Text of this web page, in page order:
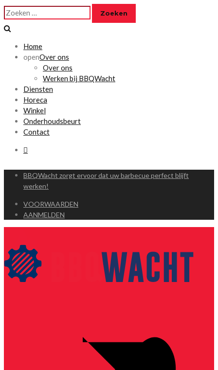
Zoeken
naar:
Home
openOver ons
Over ons
Werken bij BBQWacht
Diensten
Horeca
Winkel
Onderhoudsbeurt
Contact
BBQWacht zorgt ervoor dat uw barbecue perfect blijft
werken!
VOORWAARDEN
AANMELDEN